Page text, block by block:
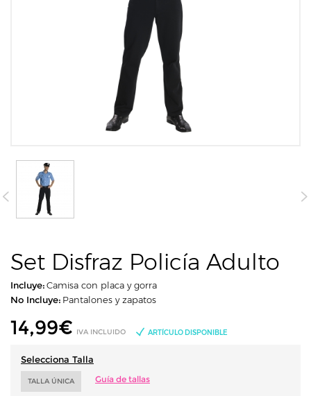
Set Disfraz Policía Adulto
Incluye:Camisa con placa y gorra
No Incluye: Pantalones y zapatos
14,99€ IVA INCLUIDO ARTÍCULO DISPONIBLE
Selecciona Talla
TALLA ÚNICA Guía de tallas